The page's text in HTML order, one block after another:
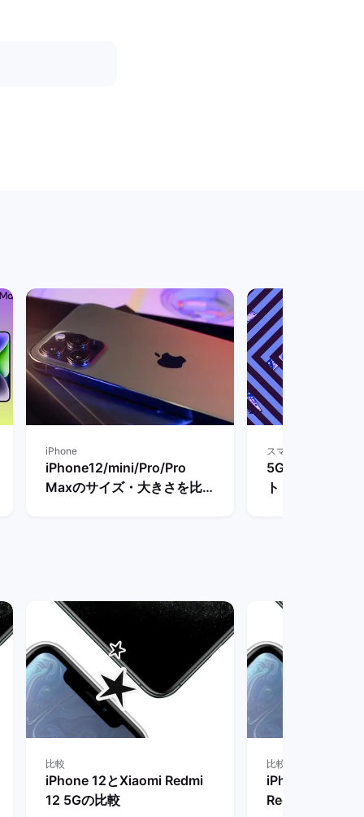
iPhone
iPhone12/mini/Pro/Pro
Maxのサイズ・大きさを比
スマートフォン
5G対応スマホ
ト・4Gとの違
比較
iPhone 12とXiaomi Redmi
12 5Gの比較
比較
iPhone 12 mini
Redmi 12 5Gの